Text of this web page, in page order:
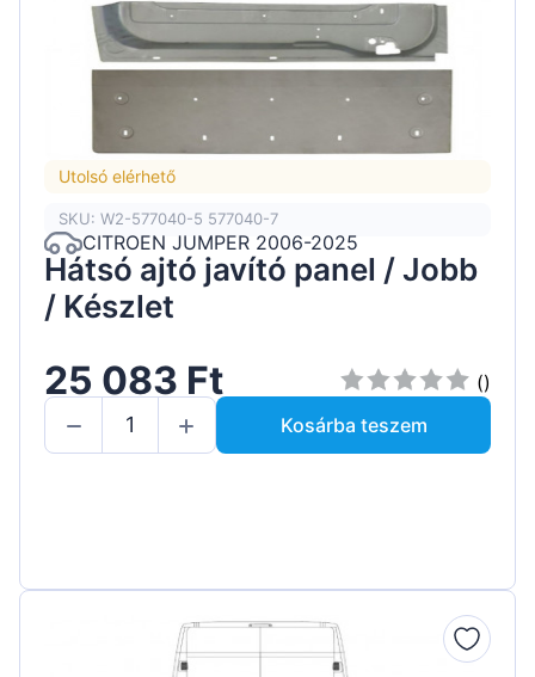
Utolsó elérhető
SKU: W2-577040-5 577040-7
CITROEN JUMPER 2006-2025
Hátsó ajtó javító panel / Jobb
/ Készlet
25 083 Ft
()
Kosárba teszem